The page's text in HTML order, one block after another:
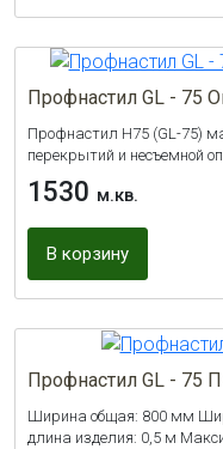
Профнастил GL - 75
Профнастил Н75 (GL-75)
перекрытий и несъемной
1530 м.кв.
В корзину
Профнастил GL - 75
Ширина общая: 800 мм
длина изделия: 0,5 м